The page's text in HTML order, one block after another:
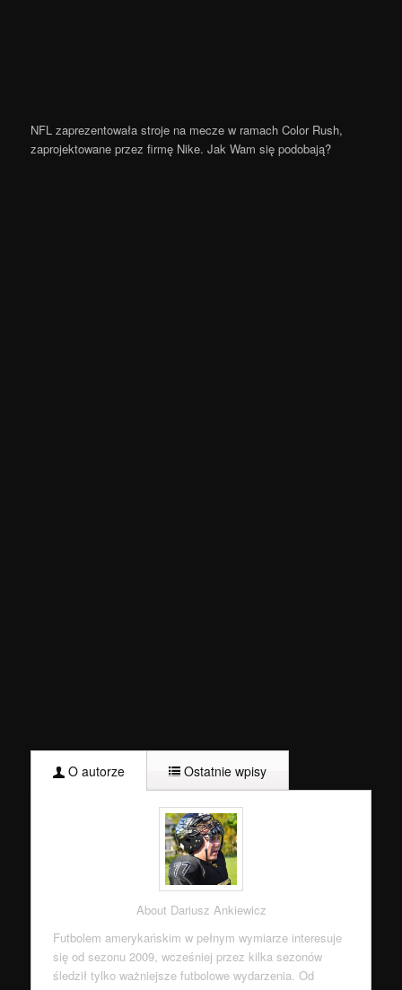
NFL zaprezentowała stroje na mecze w ramach Color Rush,
zaprojektowane przez firmę Nike. Jak Wam się podobają?
O autorze Ostatnie wpisy
About Dariusz Ankiewicz
Futbolem amerykańskim w pełnym wymiarze interesuje
się od sezonu 2009, wcześniej przez kilka sezonów
śledził tylko ważniejsze futbolowe wydarzenia. Od